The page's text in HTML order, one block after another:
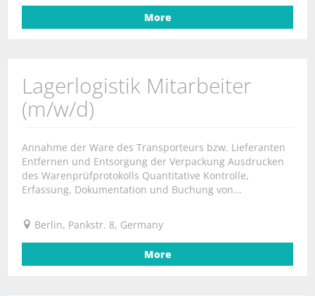
More
Lagerlogistik Mitarbeiter
(m/w/d)
Annahme der Ware des Transporteurs bzw. Lieferanten
Entfernen und Entsorgung der Verpackung Ausdrucken
des Warenprüfprotokolls Quantitative Kontrolle,
Erfassung, Dokumentation und Buchung von...
Berlin, Pankstr. 8, Germany
More